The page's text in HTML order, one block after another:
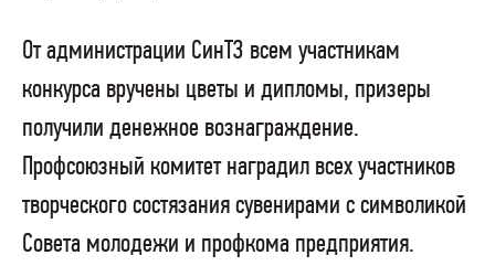
От администрации СинТЗ всем участникам
конкурса вручены цветы и дипломы, призеры
получили денежное вознаграждение.
Профсоюзный комитет наградил всех участников
творческого состязания сувенирами с символикой
Совета молодежи и профкома предприятия.